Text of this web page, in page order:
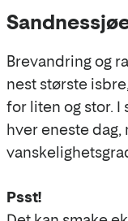
Brevandring og
nest største
for liten og stor. I
hver eneste dag,
Psst!